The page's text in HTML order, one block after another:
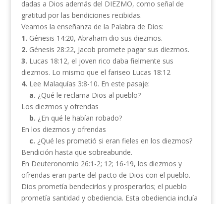
dadas a Dios además del DIEZMO, como señal de
gratitud por las bendiciones recibidas.
Veamos la enseñanza de la Palabra de Dios:
1. Génesis 14:20, Abraham dio sus diezmos.
2. Génesis 28:22, Jacob promete pagar sus diezmos.
3. Lucas 18:12, el joven rico daba fielmente sus
diezmos. Lo mismo que el fariseo Lucas 18:12
4. Lee Malaquías 3:8-10. En este pasaje:
a. ¿Qué le reclama Dios al pueblo?
Los diezmos y ofrendas
b. ¿En qué le habían robado?
En los diezmos y ofrendas
c. ¿Qué les prometió si eran fieles en los diezmos?
Bendición hasta que sobreabunde.
En Deuteronomio 26:1-2; 12; 16-19, los diezmos y
ofrendas eran parte del pacto de Dios con el pueblo.
Dios prometía bendecirlos y prosperarlos; el pueblo
prometía santidad y obediencia. Esta obediencia incluía